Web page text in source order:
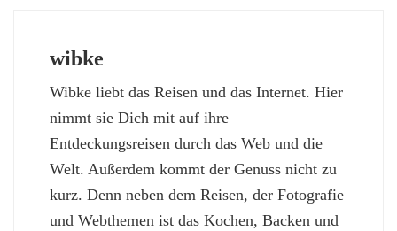
wibke
Wibke liebt das Reisen und das Internet. Hier
nimmt sie Dich mit auf ihre
Entdeckungsreisen durch das Web und die
Welt. Außerdem kommt der Genuss nicht zu
kurz. Denn neben dem Reisen, der Fotografie
und Webthemen ist das Kochen, Backen und